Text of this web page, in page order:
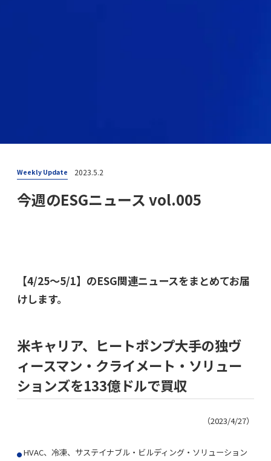
Weekly Update 2023.5.2
今週のESGニュース vol.005
【4/25〜5/1】 のESG関連ニュースをまとめてお届
けします。
米キャリア、ヒートポンプ大手の独ヴ
ィースマン・クライメート・ソリュー
ションズを133億ドルで買収
（2023/4/27）
HVAC、冷凍、サステイナブル・ビルディング・ソリューション